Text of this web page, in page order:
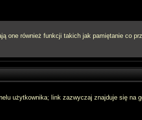
one również funkcji takich jak pamiętanie co
użytkownika; link zazwyczaj znajduje się na